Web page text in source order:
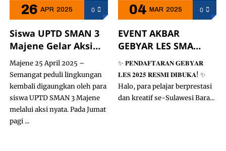
26 APR 2025 0
Siswa UPTD SMAN 3
Majene Gelar Aksi
Bakti Sosial Bersih
Lingkungan di Jalan
Letjen Hertasning
Majene 25 April 2025 –
Semangat peduli lingkungan
kembali digaungkan oleh para
siswa UPTD SMAN 3 Majene
melalui aksi nyata. Pada Jumat
pagi ...
04 MAR 2025 0
EVENT AKBAR
GEBYAR LES SMA
Negeri 3 Majene 2025
✨ 𝐏𝐄𝐍𝐃𝐀𝐅𝐓𝐀𝐑𝐀𝐍 𝐆𝐄𝐁𝐘𝐀𝐑
𝐋𝐄𝐒 𝟐𝟎𝟐𝟓 𝐑𝐄𝐒𝐌𝐈 𝐃𝐈𝐁𝐔𝐊𝐀! ✨
Halo, para pelajar berprestasi
dan kreatif se-Sulawesi Bara...